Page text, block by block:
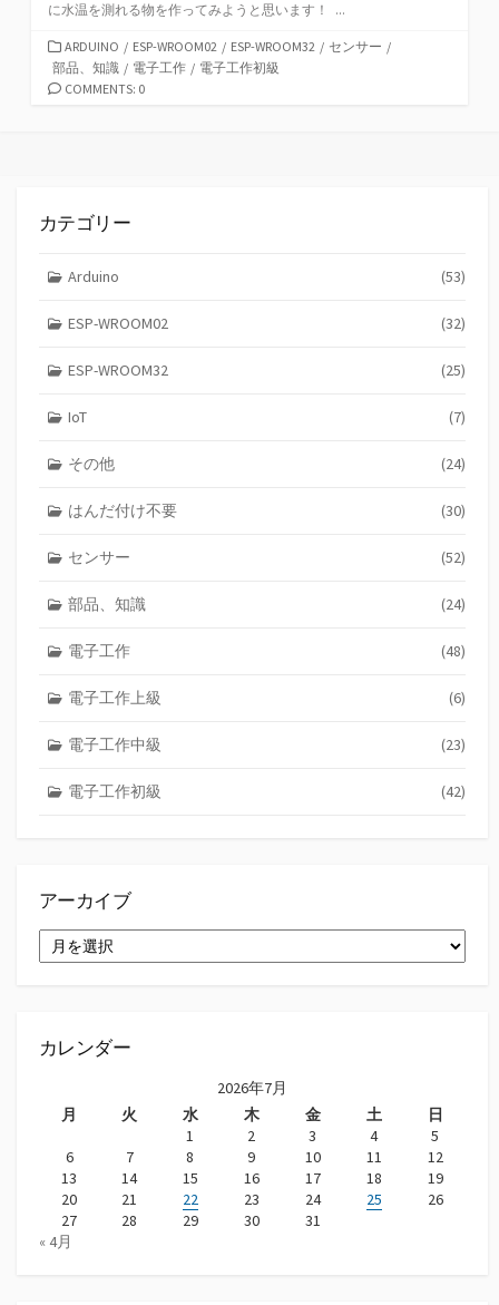
に水温を測れる物を作ってみようと思います！ ...
カ
テ
ゴ
ARDUINO / ESP-WROOM02 / ESP-WROOM32 / センサー /
部品、知識 / 電子工作 / 電子工作初級
COMMENTS: 0
カテゴリー
Arduino (53)
ESP-WROOM02 (32)
ESP-WROOM32 (25)
IoT (7)
その他 (24)
はんだ付け不要 (30)
センサー (52)
部品、知識 (24)
電子工作 (48)
電子工作上級 (6)
電子工作中級 (23)
電子工作初級 (42)
アーカイブ
ー
カレンダー
2026年7月
月
火 水 木 金 土
日
1
2 3 4
5
6
7 8 9 10 11
12
13
14 15 16 17 18
19
20
21 22 23 24 25
26
27
28 29 30
31
« 4月